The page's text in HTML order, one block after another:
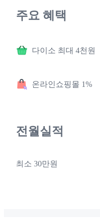
주요 혜택
다이소 최대 4천원
온라인쇼핑몰 1%
전월실적
최소 30만원